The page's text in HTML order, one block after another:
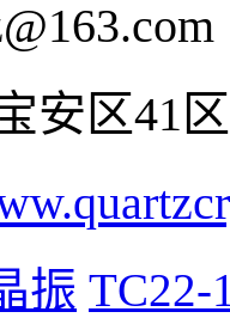
安区41
振 TC22-